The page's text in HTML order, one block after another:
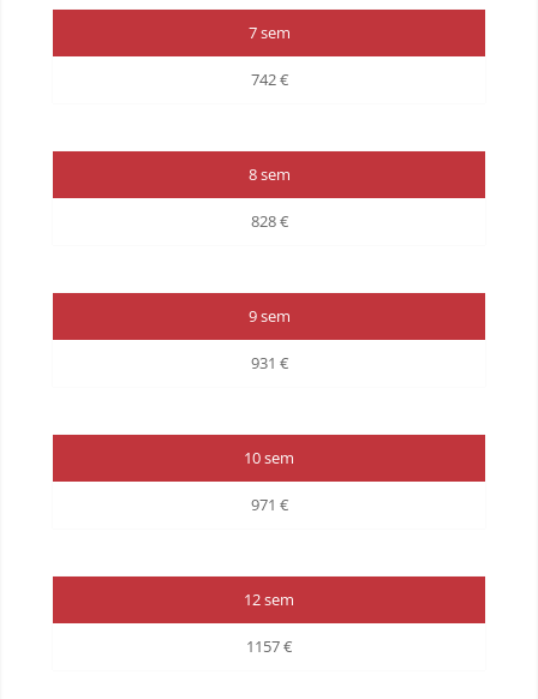
7 sem
742 €
8 sem
828 €
9 sem
931 €
10 sem
971 €
12 sem
1157 €